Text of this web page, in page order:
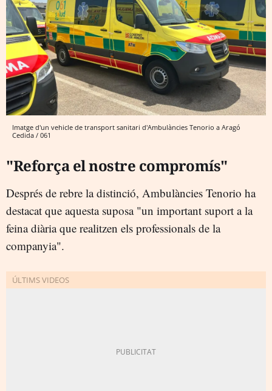
Imatge d'un vehicle de transport sanitari d'Ambulàncies Tenorio a Aragó
Cedida / 061
"Reforça el nostre compromís"
Després de rebre la distinció, Ambulàncies Tenorio ha
destacat que aquesta suposa "un important suport a la
feina diària que realitzen els professionals de la
companyia".